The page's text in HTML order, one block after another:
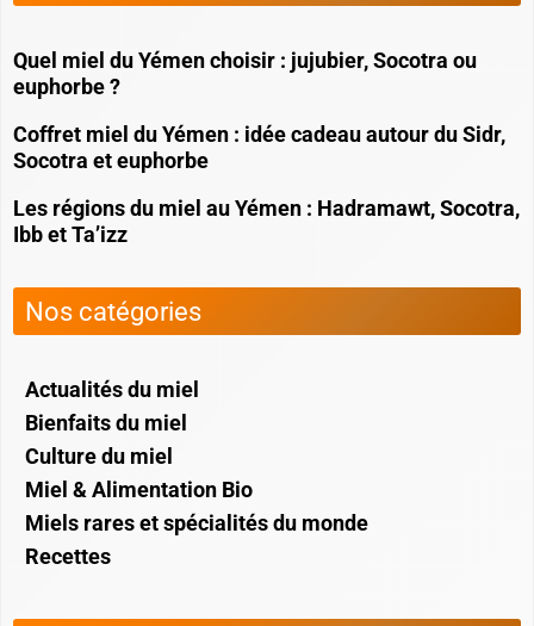
Quel miel du Yémen choisir : jujubier, Socotra ou
euphorbe ?
Coffret miel du Yémen : idée cadeau autour du Sidr,
Socotra et euphorbe
Les régions du miel au Yémen : Hadramawt, Socotra,
Ibb et Ta’izz
Nos catégories
Actualités du miel
Bienfaits du miel
Culture du miel
Miel & Alimentation Bio
Miels rares et spécialités du monde
Recettes